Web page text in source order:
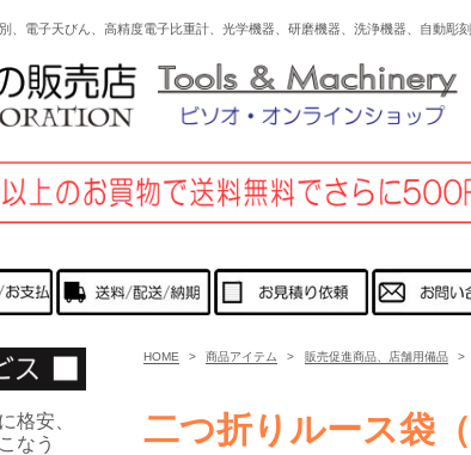
、電子天びん、高精度電子比重計、光学機器、研磨機器、洗浄機器、自動
HOME > 商品アイテム > 販売促進商品、店舗用備品 >
二つ折りルース袋
格安、
なう